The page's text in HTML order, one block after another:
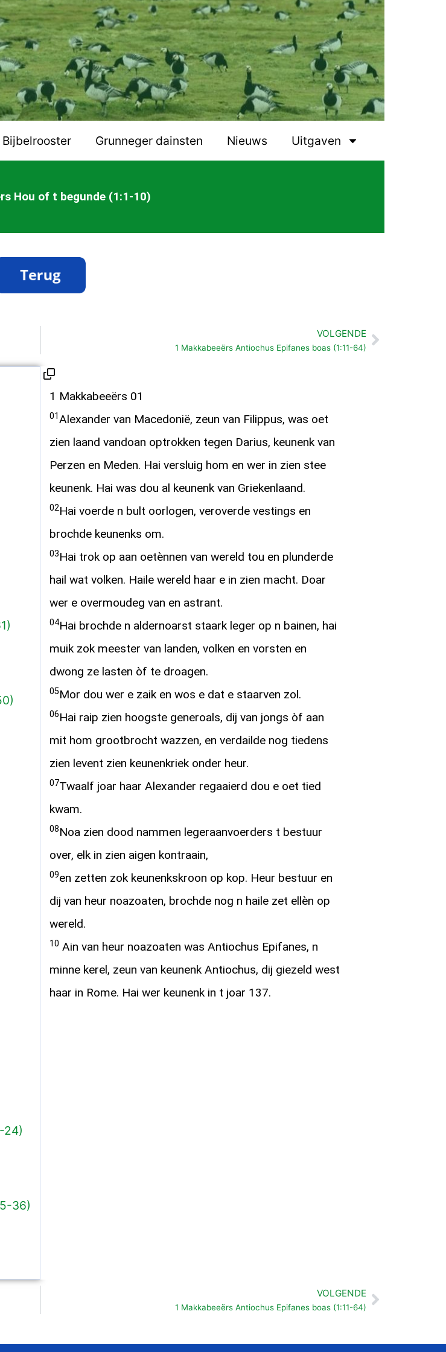
Bijbelrooster Grunneger dainsten Nieuws Uitgaven
Hou of t begunde (1:1-10)
VOLGENDE
1 Makkabeeërs Antiochus Epifanes boas (1:11-64)Volgende
24)
36)
1 Makkabeeërs 01
01Alexander van Macedonië, zeun van Filippus, was oet
zien laand vandoan optrokken tegen Darius, keunenk van
Perzen en Meden. Hai versluig hom en wer in zien stee
keunenk. Hai was dou al keunenk van Griekenlaand.
02Hai voerde n bult oorlogen, veroverde vestings en
brochde keunenks om.
03Hai trok op aan oetènnen van wereld tou en plunderde
hail wat volken. Haile wereld haar e in zien macht. Doar
wer e overmoudeg van en astrant.
04Hai brochde n aldernoarst staark leger op n bainen, hai
muik zok meester van landen, volken en vorsten en
dwong ze lasten òf te droagen.
05Mor dou wer e zaik en wos e dat e staarven zol.
06Hai raip zien hoogste generoals, dij van jongs òf aan
mit hom grootbrocht wazzen, en verdailde nog tiedens
zien levent zien keunenkriek onder heur.
07Twaalf joar haar Alexander regaaierd dou e oet tied
kwam.
08Noa zien dood nammen legeraanvoerders t bestuur
over, elk in zien aigen kontraain,
09en zetten zok keunenkskroon op kop. Heur bestuur en
dij van heur noazoaten, brochde nog n haile zet ellèn op
wereld.
10 Ain van heur noazoaten was Antiochus Epifanes, n
minne kerel, zeun van keunenk Antiochus, dij giezeld west
haar in Rome. Hai wer keunenk in t joar 137.
VOLGENDE
1 Makkabeeërs Antiochus Epifanes boas (1:11-64)Volgende